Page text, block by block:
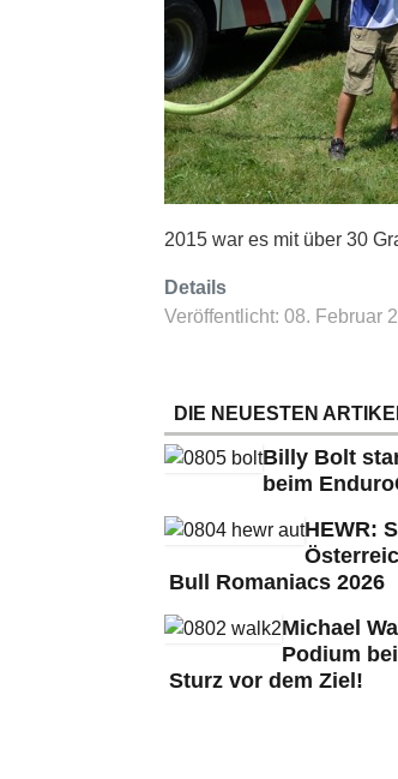
2015 war es mit über 30
Details
Veröffentlicht: 08. Februar
DIE NEUESTEN
Billy Bolt
beim
HEWR:
Bull Romaniacs 2026
Michael
Podium
Sturz vor dem Ziel!